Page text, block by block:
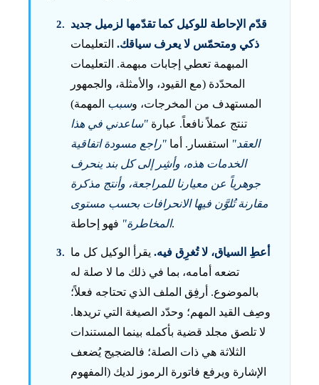
قدّم الإحاطة للوكيل كما تقدّمها لزميل جديد
ذكي ومتحمّس لا يعرف سياقك. التعليمات
المبهمة تعطي إجابات مبهمة. التعليمات
المحدّدة (مع القيود، والأمثلة، والجمهور
المستهدف من المخرجات، وسبب المهمة)
تنتج عملاً نافعاً. عبارة "ساعدني في هذا
العقد"
استفسار. أما "راجع مسودة اتفاقية
الخدمات هذه، وأشِر إلى كل بند ينحرف
جوهرياً عن معيارنا للمراجعة، وأنتج مذكرة
مقارنة تُلوَّن فيها الانحرافات بحسب مستوى
المخاطرة"فهو إحاطة.
أعطِ السياق، لا تُغرِق فيه. يقرأ الوكيل كل ما
تضعه أمامه، بما في ذلك ما لا صلة له
بالموضوع. أرفِق الملف الذي تحتاجه فعلاً؛
وصِف القيد المهم؛ وحدّد الصيغة التي تريدها.
لا تلصق مجلد قضية بأكمله بينما المستندات
الثلاثة هي ذات الصلة؛ فالضجيج يُضعف
الإشارة ويرفع فاتورة الرموز لديك (المفهوم